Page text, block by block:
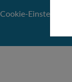
Cookie-Einstellungen